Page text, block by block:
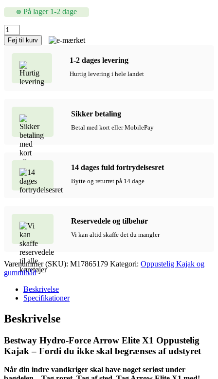
På lager 1-2 dage
Bestway
Hydro-
Force
Arrow
Oppustelig
cm
Føj til kurv
1-2 dages levering
Hurtig levering i hele landet
Sikker betaling
Betal med kort eller MobilePay
14 dages fuld fortrydelsesret
Bytte og returret på 14 dage
Reservedele og tilbehør
Vi kan altid skaffe det du mangler
Varenummer (SKU): M17865179 Kategori: Oppustelig Kajak og
gummibåd
Beskrivelse
Specifikationer
Beskrivelse
Bestway Hydro-Force Arrow Elite X1 Oppustelig
Kajak – Fordi du ikke skal begrænses af udstyret
Når din indre vandkriger skal have noget seriøst under